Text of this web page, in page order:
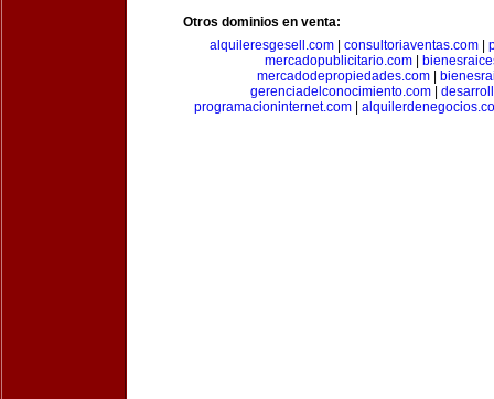
Otros dominios en venta:
alquileresgesell.com
consultoriaventas.com
mercadopublicitario.com|
mercadodepropiedades.com
gerenciadelconocimiento.com|
programacioninternet.com|